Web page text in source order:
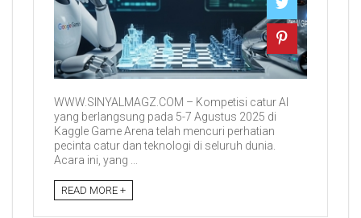
WWW.SINYALMAGZ.COM – Kompetisi catur AI
yang berlangsung pada 5-7 Agustus 2025 di
Kaggle Game Arena telah mencuri perhatian
pecinta catur dan teknologi di seluruh dunia.
Acara ini, yang ...
READ MORE +